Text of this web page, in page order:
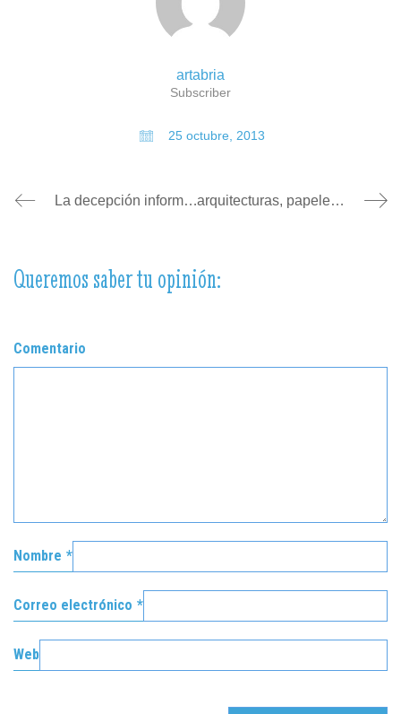
artabria
Subscriber
25 octubre, 2013
La decepción informativa arquitecturas, papeles y pantallas
Queremos saber tu opinión:
Comentario
Nombre *
Correo electrónico *
Web